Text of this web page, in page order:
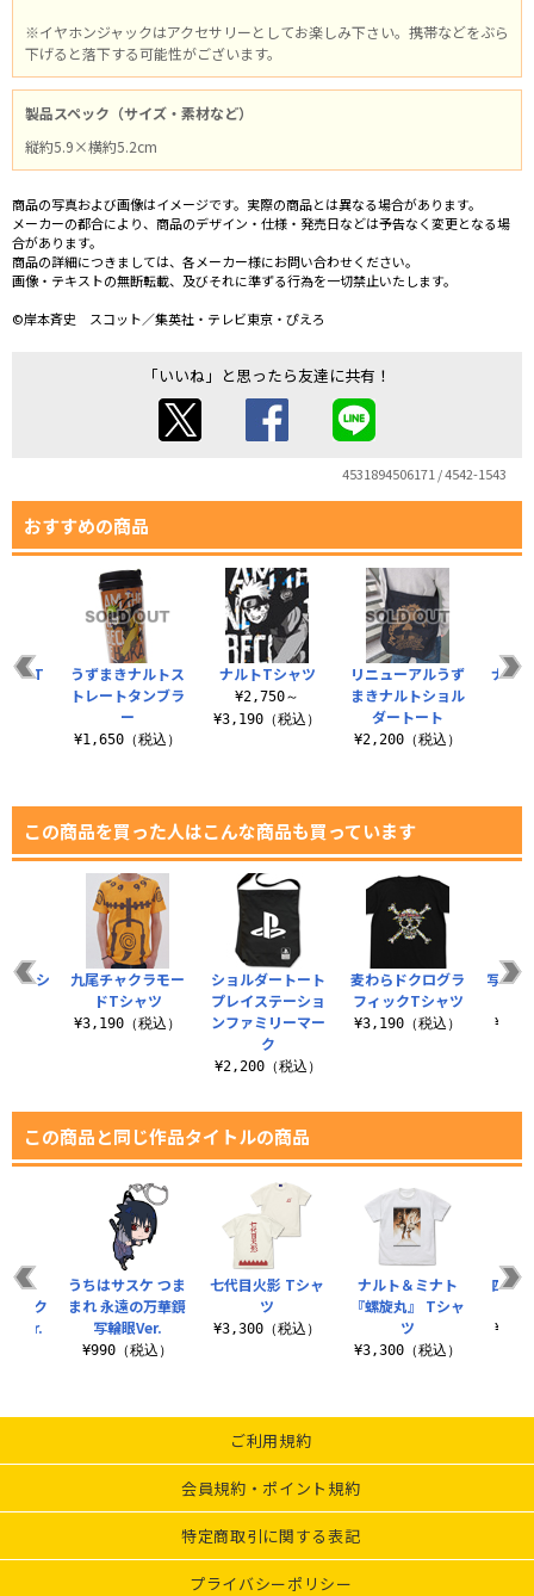
※イヤホンジャックはアクセサリーとしてお楽しみ下さい。携帯などをぶら
下げると落下する可能性がございます。
製品スペック（サイズ・素材など）
縦約5.9×横約5.2cm
商品の写真および画像はイメージです。実際の商品とは異なる場合があります。
メーカーの都合により、商品のデザイン・仕様・発売日などは予告なく変更となる場
合があります。
商品の詳細につきましては、各メーカー様にお問い合わせください。
画像・テキストの無断転載、及びそれに準ずる行為を一切禁止いたします。
©岸本斉史 スコット／集英社・テレビ東京・ぴえろ
「いいね」と思ったら友達に共有！
4531894506171 / 4542-1543
おすすめの商品
ナルトTシャツ
¥2,750～
¥3,190（税込）
リニューアルうず
まきナルトショル
ダートート
¥2,200（税込）
ナル
ト T
うずまきナルトス
トレートタンブラ
ー
¥1,650（税込）
この商品を買った人はこんな商品も買っています
ショルダートート
プレイステーショ
ンファミリーマー
ク
¥2,200（税込）
麦わらドクログラ
フィックTシャツ
¥3,190（税込）
写輪
スTシ
九尾チャクラモー
ドTシャツ
¥3,190（税込）
この商品と同じ作品タイトルの商品
七代目火影 Tシャ
ツ
¥3,300（税込）
ナルト＆ミナト
『螺旋丸』 Tシャ
ツ
¥3,300（税込）
四代
ルト
ジ ク
Ver.
うちはサスケ つま
まれ 永遠の万華鏡
写輪眼Ver.
¥990（税込）
ご利用規約
会員規約・ポイント規約
特定商取引に関する表記
プライバシーポリシー